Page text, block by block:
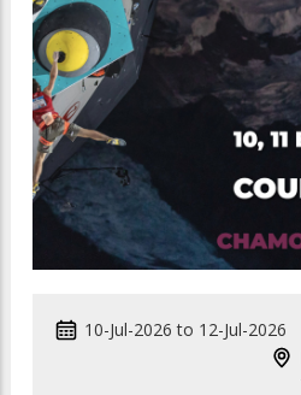
10-Jul-2026 to 12-Jul-2026